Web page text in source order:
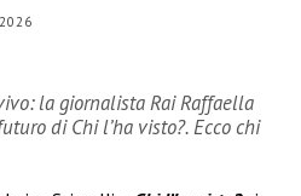
la giornalista Rai Raffaella
di Chi l’ha visto?. Ecco chi